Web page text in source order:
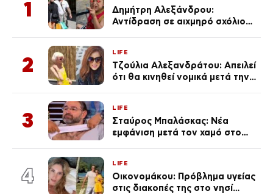
1
Δημήτρη Αλεξάνδρου:
Αντίδραση σε αιχμηρό σχόλιο
2
LIFE
Τζούλια Αλεξανδράτου: Απειλεί
ότι θα κινηθεί νομικά μετά την
3
LIFE
Σταύρος Μπαλάσκας: Νέα
εμφάνιση μετά τον χαμό στο
4
LIFE
Οικονομάκου: Πρόβλημα υγείας
στις διακοπές της στο νησί